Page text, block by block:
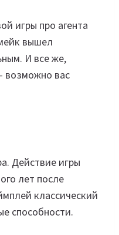
игры про агента
вышел
И все же,
возможно вас
Действие игры
лет после
классический
способности.